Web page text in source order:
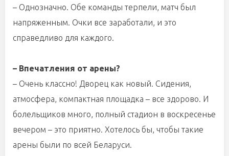
– Однозначно. Обе команды терпели, матч был
напряженным. Очки все заработали, и это
справедливо для каждого.
– Впечатления от арены?
– Очень классно! Дворец как новый. Сидения,
атмосфера, компактная площадка – все здорово. И
болельщиков много, полный стадион в воскресенье
вечером – это приятно. Хотелось бы, чтобы такие
арены были по всей Беларуси.